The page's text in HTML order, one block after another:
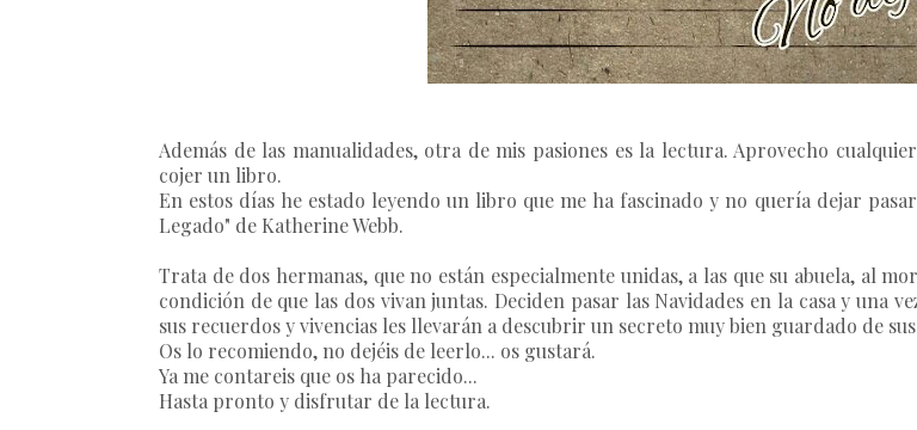
Además de las manualidades, otra de mis pasiones es la lectura. Aprovecho
cojer un libro.
En estos días he estado leyendo un libro que me ha fascinado y no quería dejar
Legado" de Katherine Webb.
Trata de dos hermanas, que no están especialmente unidas, a las que su abuela, al
condición de que las dos vivan juntas. Deciden pasar las Navidades en la casa y una
sus recuerdos y vivencias les llevarán a descubrir un secreto muy bien guardado de
Os lo recomiendo, no dejéis de leerlo... os gustará.
Ya me contareis que os ha parecido...
Hasta pronto y disfrutar de la lectura.